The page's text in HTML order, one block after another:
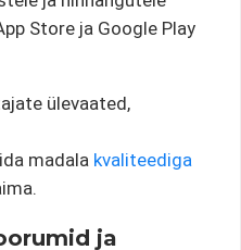
Store ja Google Play
ülevaated,
madala kvaliteediga
ja